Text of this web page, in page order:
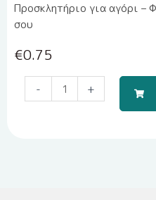
Προσκλητήριο για αγόρι –
σου
€0.75
-
Boy
+